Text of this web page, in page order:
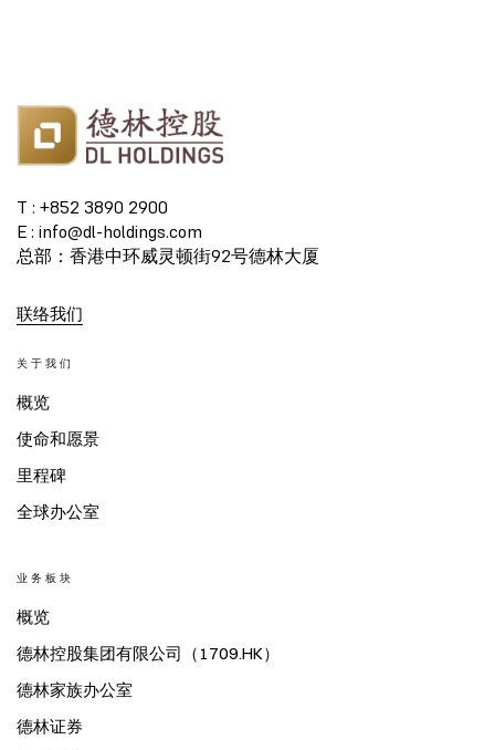
T : +852 3890 2900
E : info@dl-holdings.com
总部：香港中环威灵顿街92号德林大厦
联络我们
关于我们
概览
使命和愿景
里程碑
全球办公室
业务板块
概览
德林控股集团有限公司（1709.HK）
德林家族办公室
德林证券